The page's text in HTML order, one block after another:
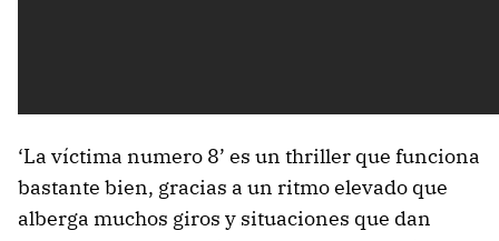
‘La víctima numero 8’ es un thriller que funciona
bastante bien, gracias a un ritmo elevado que
alberga muchos giros y situaciones que dan